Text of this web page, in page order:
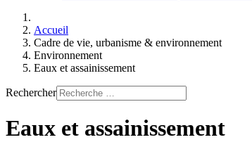
Accueil
Cadre de vie, urbanisme & environnement
Environnement
Eaux et assainissement
Rechercher
Eaux et assainissement